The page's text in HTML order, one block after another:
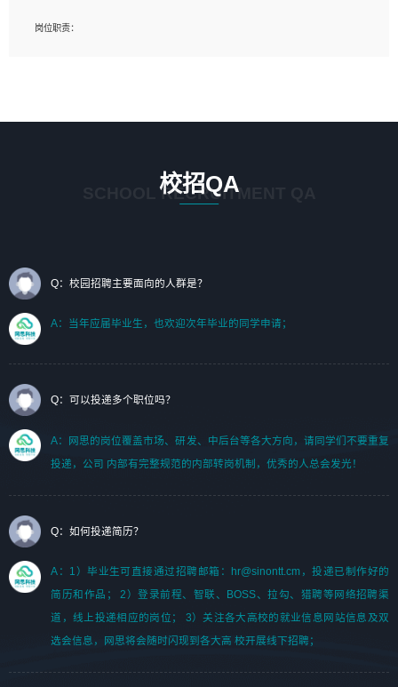
1、艺术设计类相关专业；（其中需求分析顾问不限专业）
岗位职责：
2. 熟悉 前端常用框架, 能独立完成设计给予的 UI 效果;
3. 有良好的代码习惯, 低级错误出现频率低;
7. 了解或熟悉 WebGL 及相关框架优先。
（岗位人员专职于行业应用解决方案、项目申报方案、投标方案的策划编写）
校招QA
SCHOOL RECRUITMENT QA
Q：校园招聘主要面向的人群是？
A：当年应届毕业生，也欢迎次年毕业的同学申请；
Q：可以投递多个职位吗？
A：网思的岗位覆盖市场、研发、中后台等各大方向，请同学们不要重复
投递，公司 内部有完整规范的内部转岗机制，优秀的人总会发光！
Q：如何投递简历？
A：1）毕业生可直接通过招聘邮箱：hr@sinontt.cm，投递已制作好的
简历和作品； 2）登录前程、智联、BOSS、拉勾、猎聘等网络招聘渠
道，线上投递相应的岗位； 3）关注各大高校的就业信息网站信息及双
选会信息，网思将会随时闪现到各大高 校开展线下招聘；